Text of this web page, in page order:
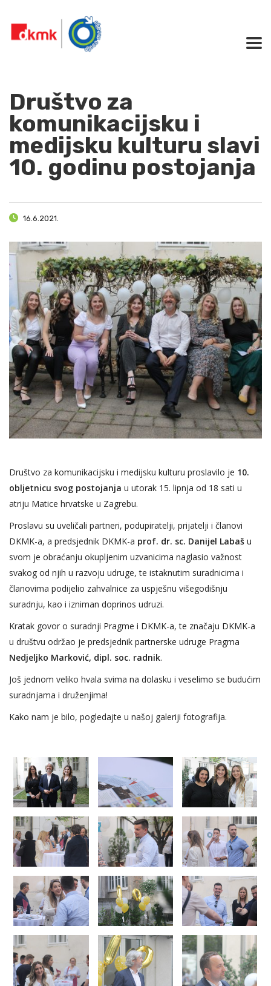
Društvo za
komunikacijsku i
medijsku kulturu slavi
10. godinu postojanja
16.6.2021.
Društvo za komunikacijsku i medijsku kulturu proslavilo je 10.
obljetnicu svog postojanja u utorak 15. lipnja od 18 sati u
atriju Matice hrvatske u Zagrebu.
Proslavu su uveličali partneri, podupiratelji, prijatelji i članovi
DKMK-a, a predsjednik DKMK-a prof. dr. sc. Danijel Labaš u
svom je obraćanju okupljenim uzvanicima naglasio važnost
svakog od njih u razvoju udruge, te istaknutim suradnicima i
članovima podijelio zahvalnice za uspješnu višegodišnju
suradnju, kao i izniman doprinos udruzi.
Kratak govor o suradnji Pragme i DKMK-a, te značaju DKMK-a
u društvu održao je predsjednik partnerske udruge Pragma
Nedjeljko Marković, dipl. soc. radnik.
Još jednom veliko hvala svima na dolasku i veselimo se budućim
suradnjama i druženjima!
Kako nam je bilo, pogledajte u našoj galeriji fotografija.